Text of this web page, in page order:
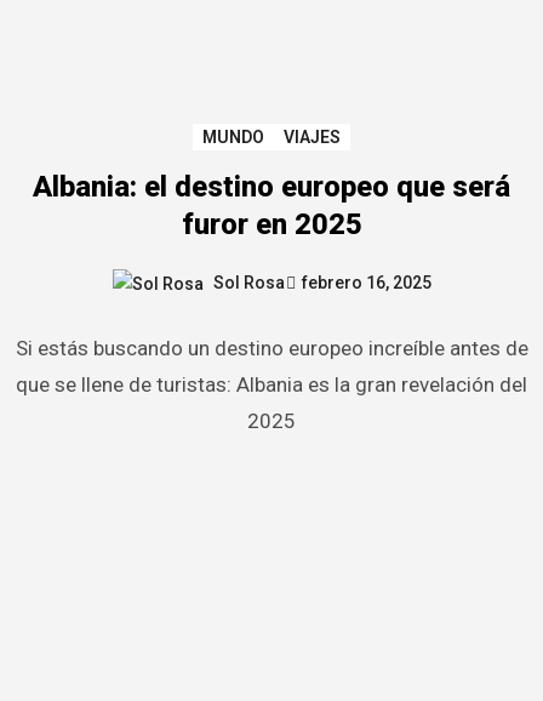
MUNDO VIAJES
Albania: el destino europeo que será
furor en 2025
Sol Rosa febrero 16, 2025
Si estás buscando un destino europeo increíble antes de
que se llene de turistas: Albania es la gran revelación del
2025